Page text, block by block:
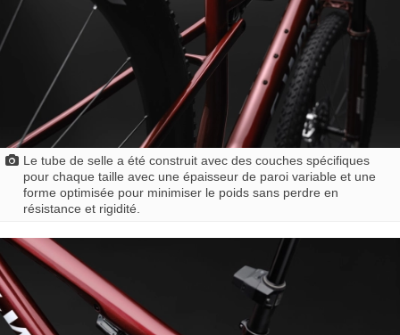
Le tube de selle a été construit avec des couches spécifiques
pour chaque taille avec une épaisseur de paroi variable et une
forme optimisée pour minimiser le poids sans perdre en
résistance et rigidité.